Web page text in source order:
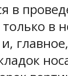
в
в